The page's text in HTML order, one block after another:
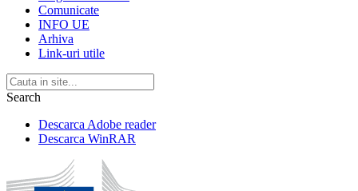
Comunicate
INFO UE
Arhiva
Link-uri utile
Search
Descarca Adobe reader
Descarca WinRAR